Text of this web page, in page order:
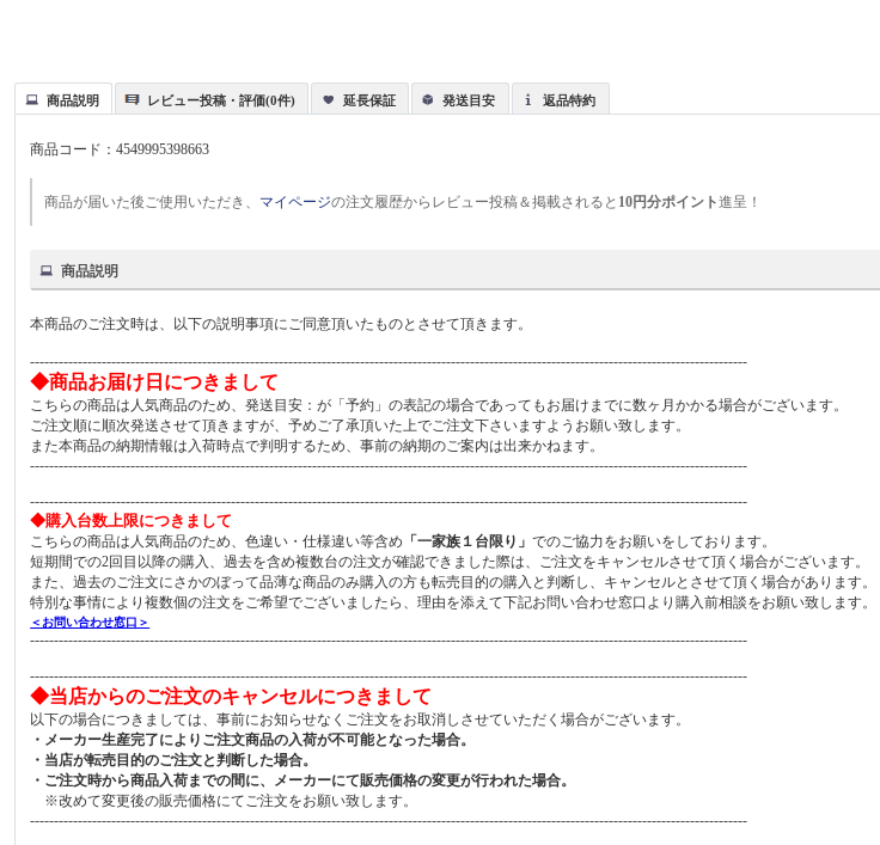
商品説明 レビュー投稿・評価(0件) 延長保証 発送目安 返品特約
商品コード：4549995398663
商品が届いた後ご使用いただき、 マイページの注文履歴からレビュー投稿＆掲載されると 10円分ポイント進呈！
商品説明
本商品のご注文時は、以下の説明事項にご同意頂いたものとさせて頂きます。
------------------------------------------------------------------------------------------------------------------------------------------------------
◆商品お届け日につきまして
こちらの商品は人気商品のため、発送目安：が「予約」の表記の場合であってもお届けまでに数ヶ月かかる場合がございます。
ご注文順に順次発送させて頂きますが、予めご了承頂いた上でご注文下さいますようお願い致します。
また本商品の納期情報は入荷時点で判明するため、事前の納期のご案内は出来かねます。
------------------------------------------------------------------------------------------------------------------------------------------------------
------------------------------------------------------------------------------------------------------------------------------------------------------
◆購入台数上限につきまして
こちらの商品は人気商品のため、色違い・仕様違い等含め 「一家族１台限り」でのご協力をお願いをしております。
短期間での2回目以降の購入、過去を含め複数台の注文が確認できました際は、ご注文をキャンセルさせて頂く場合がございます。
また、過去のご注文にさかのぼって品薄な商品のみ購入の方も転売目的の購入と判断し、キャンセルとさせて頂く場合があります。
特別な事情により複数個の注文をご希望でございましたら、理由を添えて下記お問い合わせ窓口より購入前相談をお願い致します。
＜お問い合わせ窓口＞
------------------------------------------------------------------------------------------------------------------------------------------------------
------------------------------------------------------------------------------------------------------------------------------------------------------
◆当店からのご注文のキャンセルにつきまして
以下の場合につきましては、事前にお知らせなくご注文をお取消しさせていただく場合がございます。
・メーカー生産完了によりご注文商品の入荷が不可能となった場合。
・当店が転売目的のご注文と判断した場合。
・ご注文時から商品入荷までの間に、メーカーにて販売価格の変更が行われた場合。
※改めて変更後の販売価格にてご注文をお願い致します。
------------------------------------------------------------------------------------------------------------------------------------------------------